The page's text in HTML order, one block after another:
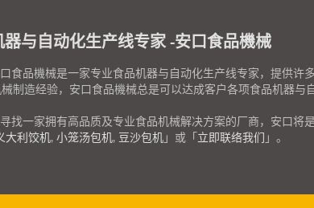
与自动化生产线专家 -安口食品機械
食品機械是一家专业食品机器与自动化生产线专家，提供
制造经验，安口食品機械总是可以达成客户各项食品机器与
找一家拥有高品质及专业食品机械解决方案的厂商，安口将
大利饺机, 小笼汤包机, 豆沙包机 」或「 立即联络我们 」。